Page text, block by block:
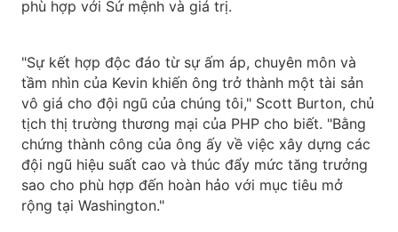
phù hợp với Sứ mệnh và giá trị.
"Sự kết hợp độc đáo từ sự ấm áp, chuyên môn và
tầm nhìn của Kevin khiến ông trở thành một tài sản
vô giá cho đội ngũ của chúng tôi," Scott Burton, chủ
tịch thị trường thương mại của PHP cho biết. "Bằng
chứng thành công của ông ấy về việc xây dựng các
đội ngũ hiệu suất cao và thúc đẩy mức tăng trưởng
sao cho phù hợp đến hoàn hảo với mục tiêu mở
rộng tại Washington."